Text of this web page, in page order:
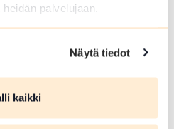
palvelujaan.
Näytä tiedot
kaikki